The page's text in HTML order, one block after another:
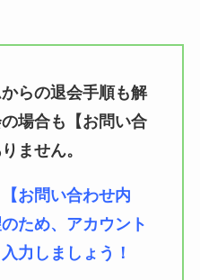
らの退会手順も解
場合も 【お問い合
ません。
お問い合わせ内
ため、アカウント
力しましょう！